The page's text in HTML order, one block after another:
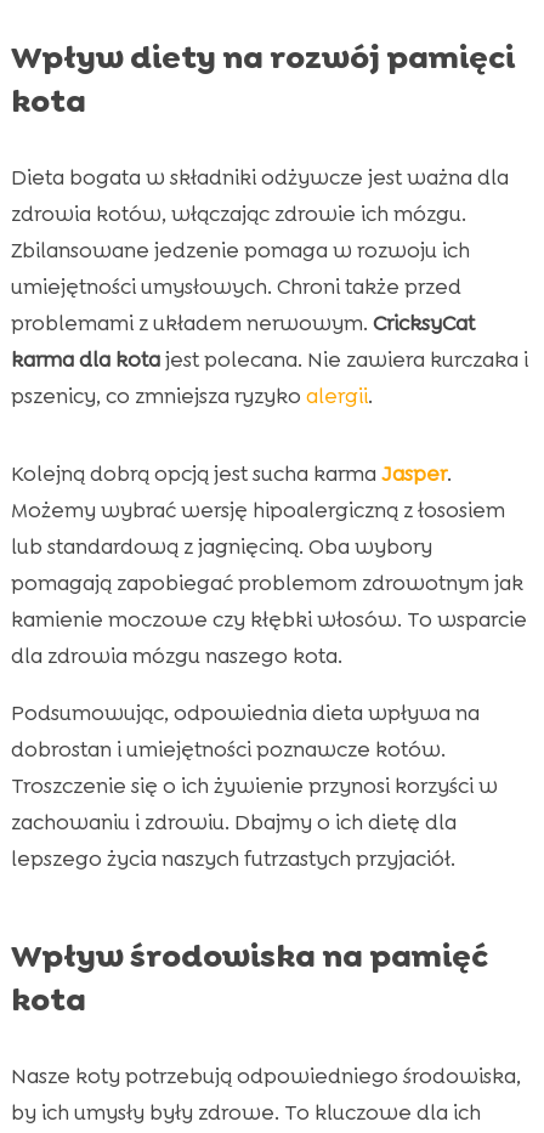
Wpływ diety na rozwój pamięci
kota
Dieta bogata w składniki odżywcze jest ważna dla
zdrowia kotów, włączając zdrowie ich mózgu.
Zbilansowane jedzenie pomaga w rozwoju ich
umiejętności umysłowych. Chroni także przed
problemami z układem nerwowym. CricksyCat
karma dla kotajest polecana. Nie zawiera kurczaka i
pszenicy, co zmniejsza ryzyko alergii.
Kolejną dobrą opcją jest sucha karma Jasper.
Możemy wybrać wersję hipoalergiczną z łososiem
lub standardową z jagnięciną. Oba wybory
pomagają zapobiegać problemom zdrowotnym jak
kamienie moczowe czy kłębki włosów. To wsparcie
dla zdrowia mózgu naszego kota.
Podsumowując, odpowiednia dieta wpływa na
dobrostan i umiejętności poznawcze kotów.
Troszczenie się o ich żywienie przynosi korzyści w
zachowaniu i zdrowiu. Dbajmy o ich dietę dla
lepszego życia naszych futrzastych przyjaciół.
Wpływ środowiska na pamięć
kota
Nasze koty potrzebują odpowiedniego środowiska,
by ich umysły były zdrowe. To kluczowe dla ich